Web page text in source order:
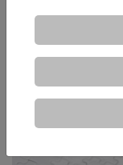
mercanti i
acords empresarials,
forma més eficaç de
conflictes futurs.